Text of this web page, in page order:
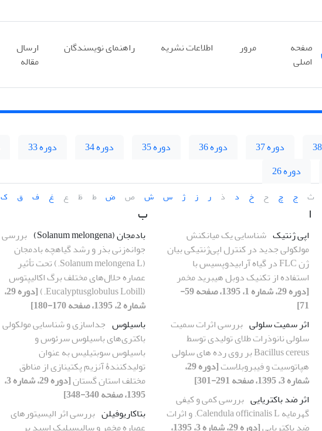
صفحه
اصلی
مرور اطلاعات نشریه راهنمای نویسندگان
ارسال
مقاله
دوره 37 دوره 36 دوره 35 دوره 34 دوره 33
دوره 26
ث ج چ ح خ د ذ ر ز ژ س ش ص ض ط ظ ع غ ف ق ک
ا
اپی ژنتیک شناسایی یک میانکنش
مولکولی جدید در کنترل اپی‌ژنتیکی بیان
ژن FLC در گیاه آرابیدوپسیس با
استفاده از تکنیک دوبل هیبرید مخمر
[دوره 29، شماره 1، 1395، صفحه 59-
71]
اثر سمیت سلولی بررسی اثرات سمیت
سلولی نانوذرات طلای تولیدی توسط
Bacillus cereus بر روی رده های سلولی
هپاتوسیت و فیبروبلاست
[دوره 29،
شماره 3، 1395، صفحه 291-301]
اثر ضد باکتریایی بررسی کمی و کیفی
گهرمایه Calendula officinalis L. و اثرات
ضد باکتریایی
[دوره 29، شماره 3، 1395،
ب
بادمجان (Solanum melongena)
بررسی
جوانه‌زنی بذر و رشد گیاهچه بادمجان
(Solanum melongena L.) تحت تأثیر
عصاره حلال‌های مختلف برگ اکالیپتوس
(Eucalyptusglobulus Lobill.)
[دوره 29،
شماره 2، 1395، صفحه 170-180]
باسیلوس جداسازی و شناسایی مولکولی
باکتری‌های باسیلوس سرئوس و
باسیلوس سوبتیلیس به عنوان
تولیدکنندۀ آنزیم پکتینازی از مناطق
مختلف استان گستان
[دوره 29، شماره 3،
1395، صفحه 340-348]
بتاکاریوفیلن بررسی اثر الیسیتورهای
عصاره مخمر و سالیسیلیک اسید بر